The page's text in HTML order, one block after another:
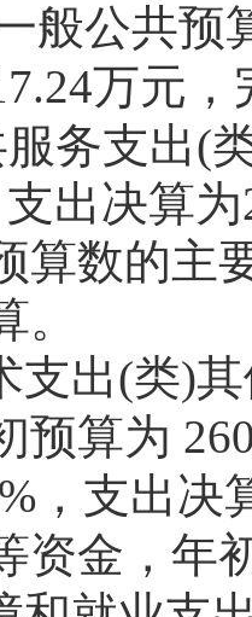
般公共预
万元
务支出(
出决算
算数的主
支出(类)
预算为
，支出
资金，年